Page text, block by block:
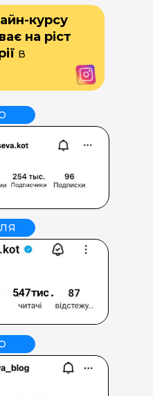
курсу
на ріст
в